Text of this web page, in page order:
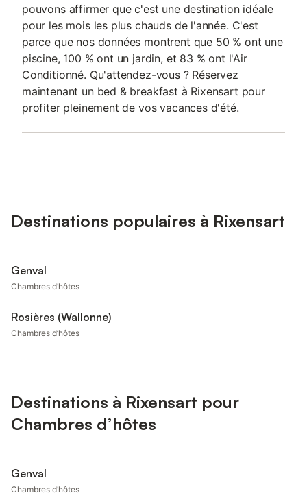
pouvons affirmer que c'est une destination idéale
pour les mois les plus chauds de l'année. C'est
parce que nos données montrent que 50 % ont une
piscine, 100 % ont un jardin, et 83 % ont l'Air
Conditionné. Qu'attendez-vous ? Réservez
maintenant un bed & breakfast à Rixensart pour
profiter pleinement de vos vacances d'été.
Destinations populaires à Rixensart
Genval
Chambres d’hôtes
Rosières (Wallonne)
Chambres d’hôtes
Destinations à Rixensart pour
Chambres d’hôtes
Genval
Chambres d’hôtes